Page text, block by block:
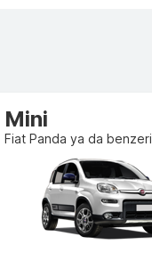
Mini
Fiat Panda ya da benzeri